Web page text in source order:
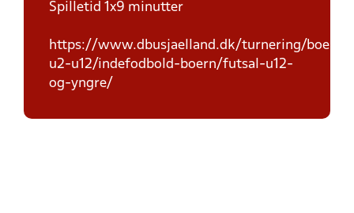
Spilletid 1x9 minutter
https://www.dbusjaelland.dk/turnering/boern-
u2-u12/indefodbold-boern/futsal-u12-
og-yngre/